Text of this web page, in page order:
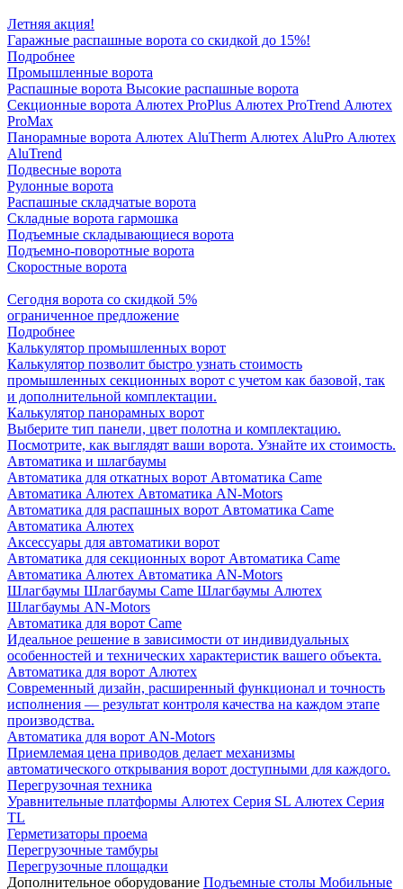
Летняя акция!
Гаражные распашные ворота со скидкой до 15%!
Подробнее
Промышленные ворота
Распашные ворота Высокие распашные ворота
Секционные ворота Алютех ProPlus Алютех ProTrend Алютех
ProMax
Панорамные ворота Алютех AluTherm Алютех AluPro Алютех
AluTrend
Подвесные ворота
Рулонные ворота
Распашные складчатые ворота
Складные ворота гармошка
Подъемные складывающиеся ворота
Подъемно-поворотные ворота
Скоростные ворота
Сегодня ворота со скидкой 5%
ограниченное предложение
Подробнее
Калькулятор промышленных ворот
Калькулятор позволит быстро узнать стоимость
промышленных секционных ворот с учетом как базовой, так
и дополнительной комплектации.
Калькулятор панорамных ворот
Выберите тип панели, цвет полотна и комплектацию.
Посмотрите, как выглядят ваши ворота. Узнайте их стоимость.
Автоматика и шлагбаумы
Автоматика для откатных ворот Автоматика Came
Автоматика Алютех Автоматика AN-Motors
Автоматика для распашных ворот Автоматика Came
Автоматика Алютех
Аксессуары для автоматики ворот
Автоматика для секционных ворот Автоматика Came
Автоматика Алютех Автоматика AN-Motors
Шлагбаумы Шлагбаумы Came Шлагбаумы Алютех
Шлагбаумы AN-Motors
Автоматика для ворот Came
Идеальное решение в зависимости от индивидуальных
особенностей и технических характеристик вашего объекта.
Автоматика для ворот Алютех
Современный дизайн, расширенный функционал и точность
исполнения — результат контроля качества на каждом этапе
производства.
Автоматика для ворот AN-Motors
Приемлемая цена приводов делает механизмы
автоматического открывания ворот доступными для каждого.
Перегрузочная техника
Уравнительные платформы Алютех Серия SL Алютех Серия
TL
Герметизаторы проема
Перегрузочные тамбуры
Перегрузочные площадки
Дополнительное оборудование Подъемные столы Мобильные